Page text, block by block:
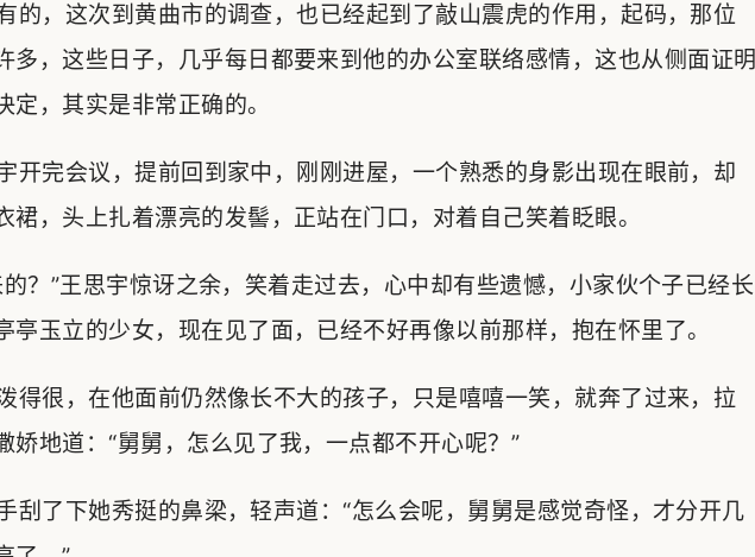
，这次到黄曲市的调查，也已经起到了敲山震虎的作用，起码，那位
多，这些日子，几乎每日都要来到他的办公室联络感情，这也从侧面证明
定，其实是非常正确的。
完会议，提前回到家中，刚刚进屋，一个熟悉的身影出现在眼前，却
裙，头上扎着漂亮的发髻，正站在门口，对着自己笑着眨眼。
？”王思宇惊讶之余，笑着走过去，心中却有些遗憾，小家伙个子已经长
亭玉立的少女，现在见了面，已经不好再像以前那样，抱在怀里了。
很，在他面前仍然像长不大的孩子，只是嘻嘻一笑，就奔了过来，拉
娇地道：“舅舅，怎么见了我，一点都不开心呢？”
了下她秀挺的鼻梁，轻声道：“怎么会呢，舅舅是感觉奇怪，才分开几